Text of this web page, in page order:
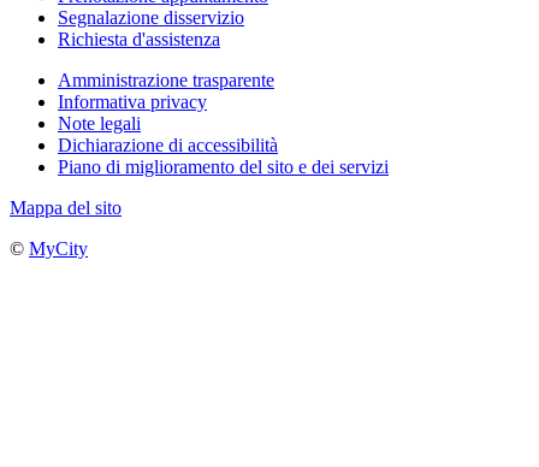
Segnalazione disservizio
Richiesta d'assistenza
Amministrazione trasparente
Informativa privacy
Note legali
Dichiarazione di accessibilità
Piano di miglioramento del sito e dei servizi
Mappa del sito
© MyCity